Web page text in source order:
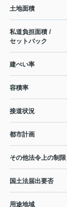
土地面積
私道負担面積 /
セットバック
建ぺい率
容積率
接道状況
都市計画
その他法令上の制限
国土法届出要否
用途地域